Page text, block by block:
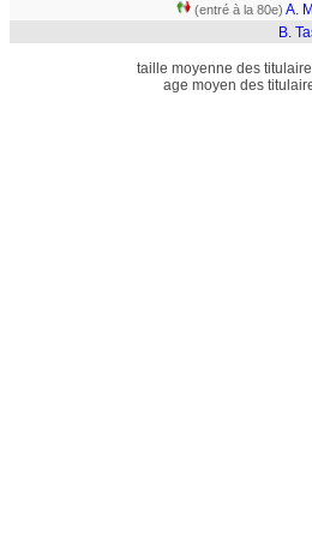
(entré à la 80e) A.
B.
taille moyenne des
age moyen des